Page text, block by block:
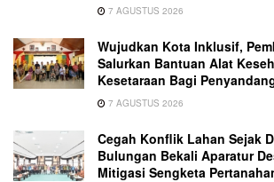
7 AGUSTUS 2026
Wujudkan Kota Inklusif,
Salurkan Bantuan Alat
Kesetaraan Bagi
7 AGUSTUS 2026
Cegah Konflik Lahan Sejak
Bulungan Bekali Aparatur
Mitigasi Sengketa